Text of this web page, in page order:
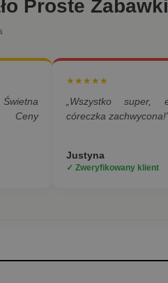
Proste
★★★★★
„Wszystko super,
córeczka
Justyna
✓ Zweryfikowany klient